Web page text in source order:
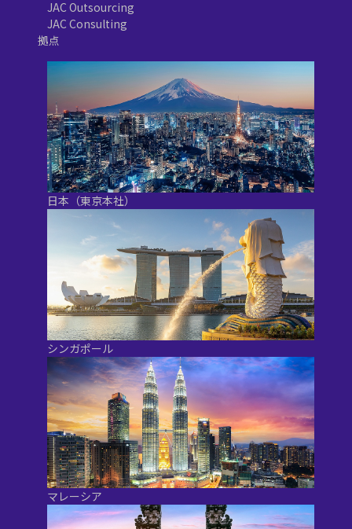
JAC Outsourcing
JAC Consulting
拠点
日本（東京本社）
シンガポール
マレーシア